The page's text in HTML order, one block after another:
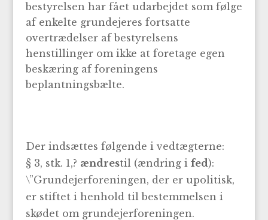
bestyrelsen har fået udarbejdet som følge
af enkelte grundejeres fortsatte
overtrædelser af bestyrelsens
henstillinger om ikke at foretage egen
beskæring af foreningens
beplantningsbælte.
Der indsættes følgende i vedtægterne:
§ 3, stk. 1,? ændrestil (ændring i fed):
\”Grundejerforeningen, der er upolitisk,
er stiftet i henhold til bestemmelsen i
skødet om grundejerforeningen.